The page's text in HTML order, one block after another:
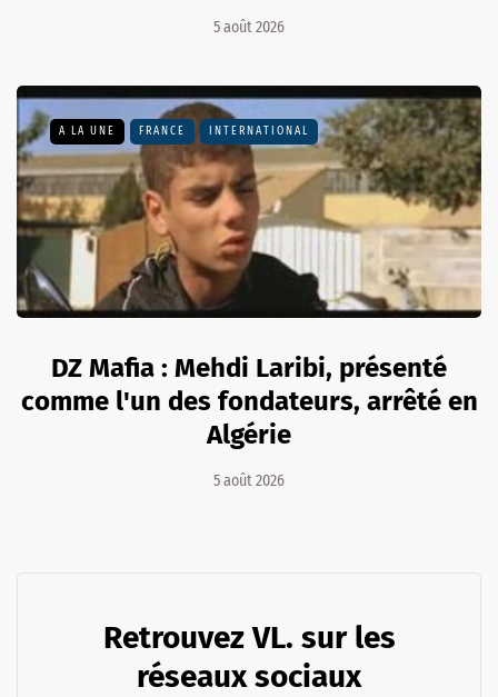
5 août 2026
A LA UNE FRANCE INTERNATIONAL
DZ Mafia : Mehdi Laribi, présenté
comme l'un des fondateurs, arrêté en
Algérie
5 août 2026
Retrouvez VL. sur les
réseaux sociaux